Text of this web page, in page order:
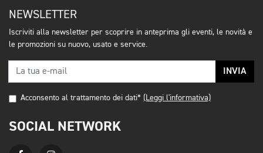
NEWSLETTER
Iscriviti alla newsletter per scoprire in anteprima gli eventi, le novità e
le promozioni su nuovo, usato e service.
INVIA
Acconsento al trattamento dei dati* (Leggi l'informativa)
SOCIAL NETWORK